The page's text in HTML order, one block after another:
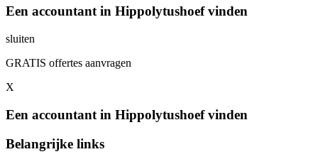
Een accountant in Hippolytushoef vinden
sluiten
GRATIS offertes aanvragen
X
Een accountant in Hippolytushoef vinden
Belangrijke links